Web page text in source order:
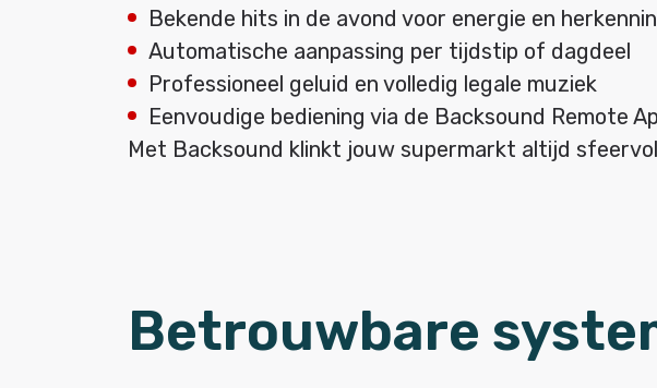
Bekende hits in de avond voor energie en
Automatische aanpassing per tijdstip of dagdeel
Professioneel geluid en volledig legale muziek
Eenvoudige bediening via de Backsound Remote
Met Backsound klinkt jouw supermarkt altijd
Betrouwbare